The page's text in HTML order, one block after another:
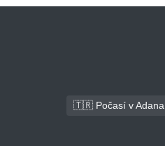
🇹🇷 Počasí v Adana